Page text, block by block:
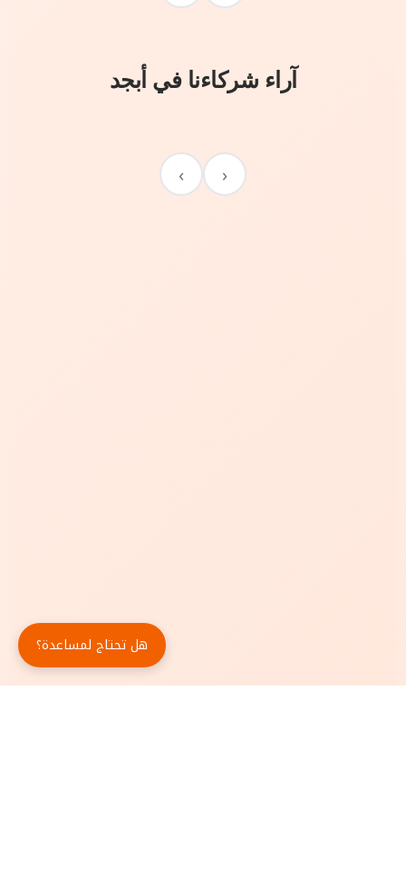
آراء شركاءنا في أبجد
‹
›
هل تحتاج لمساعدة؟